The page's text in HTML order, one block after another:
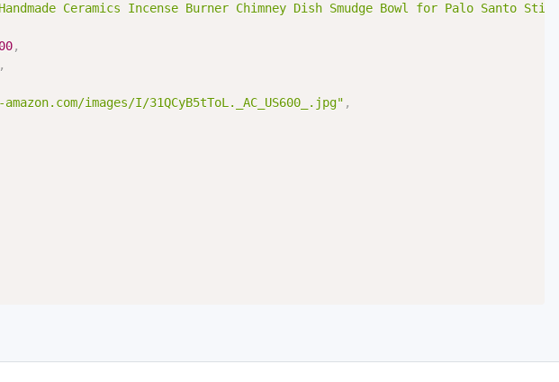
Ceramics Incense Burner Chimney Dish Smudge Bowl for Palo Santo
,
,
images/I/31QCyB5tToL._AC_US600_.jpg" ,